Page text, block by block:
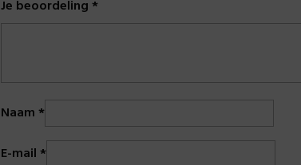
Je beoordeling*
Naam*
E-mail*